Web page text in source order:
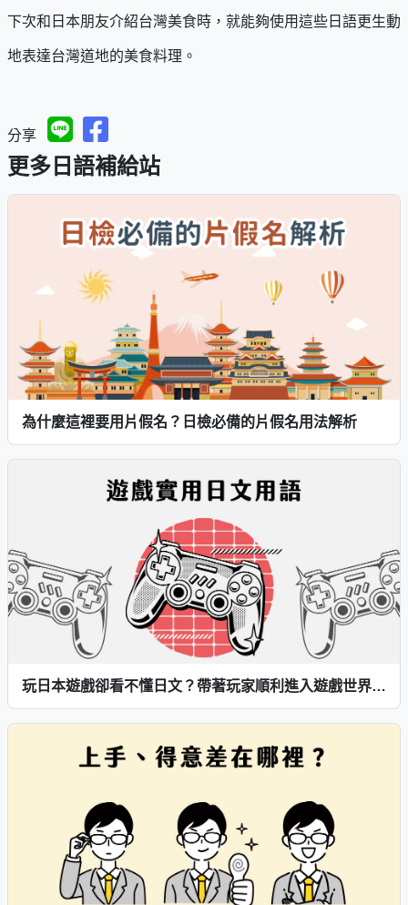
下次和日本朋友介紹台灣美食時，就能夠使用這些日語更生動
地表達台灣道地的美食料理。
分享
更多日語補給站
為什麼這裡要用片假名？日檢必備的片假名用法解析
玩日本遊戲卻看不懂日文？帶著玩家順利進入遊戲世界的實用日文用語來啦～